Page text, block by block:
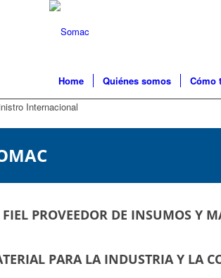
Home Quiénes somos Cómo
PROVEEDOR DE INSUMOS Y
PARA LA INDUSTRIA Y LA